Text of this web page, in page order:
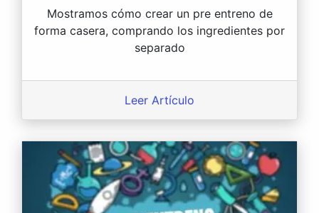
Mostramos cómo crear un pre entreno de
forma casera, comprando los ingredientes por
separado
Leer Artículo